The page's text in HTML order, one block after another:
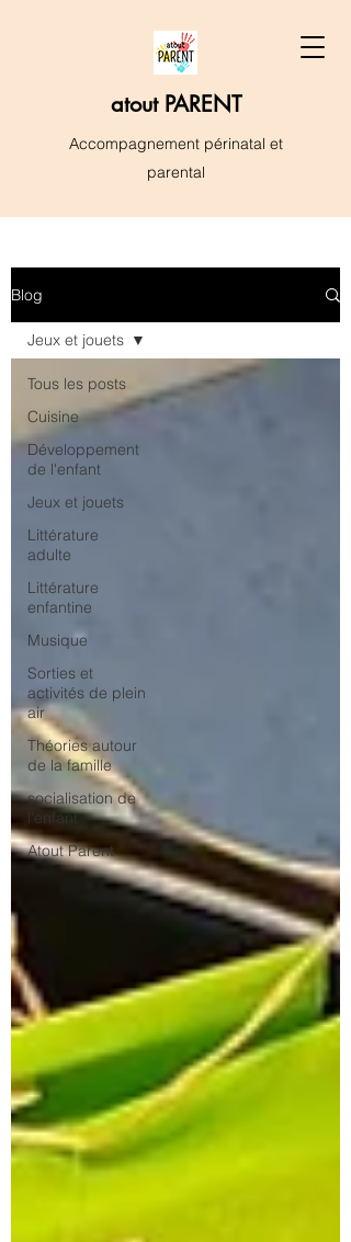
atout PARENT
Accompagnement périnatal et
parental
Blog
Tous les posts
Cuisine
Développement
de l'enfant
Jeux et jouets
Littérature
adulte
Littérature
enfantine
Musique
Sorties et
activités de plein
air
Théories autour
de la famille
socialisation de
l'enfant
Atout Parent
Jeux et jouets